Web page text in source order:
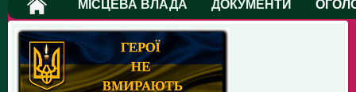
МІСЦЕВА ВЛАДА ДОКУМЕНТИ